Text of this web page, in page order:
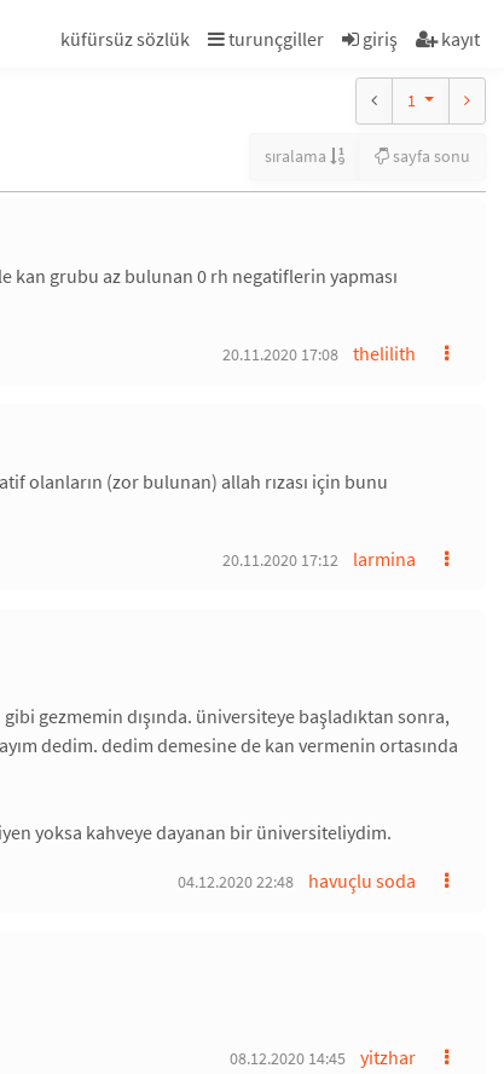
küfürsüz sözlük turunçgiller giriş kayıt
1
sıralama sayfa sonu
kan grubu az bulunan 0 rh negatiflerin yapması
thelilith
20.11.2020 17:08
olanların (zor bulunan) allah rızası için bunu
larmina
20.11.2020 17:12
gezmemin dışında. üniversiteye başladıktan sonra,
dedim. dedim demesine de kan vermenin ortasında
yoksa kahveye dayanan bir üniversiteliydim.
havuçlu soda
04.12.2020 22:48
yitzhar
08.12.2020 14:45